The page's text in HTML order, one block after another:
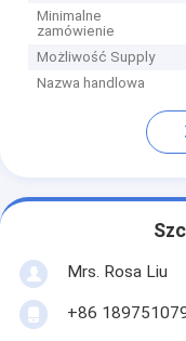
Minimalne
zamówienie
Możliwość Supply
Nazwa handlowa
Mrs. Rosa Liu
+86